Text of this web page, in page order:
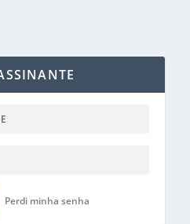
Perdi minha senha